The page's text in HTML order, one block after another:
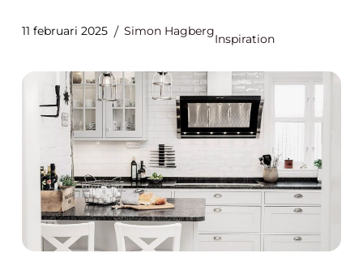
11 februari 2025 Simon Hagberg
Inspiration